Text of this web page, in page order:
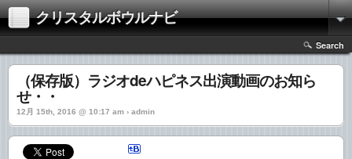
クリスタルボウルナビ
Search
（保存版）ラジオdeハピネス出演動画のお知ら
せ・・
12月 15th, 2016 @ 10:17 am › admin